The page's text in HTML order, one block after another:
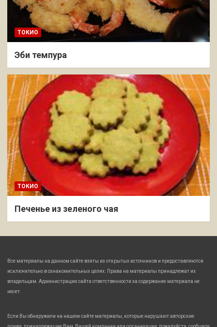
ТОКИО
Эби темпура
ТОКИО
Печенье из зеленого чая
Все материалы на данном сайте взяты из открытых источников и предоставляются
исключительно в ознакомительных целях. Права на материалы принадлежат их
владельцам. Администрация сайта ответственности за содержание материала не
несет.
Если Вы обнаружили на нашем сайте материалы, которые нарушают авторские